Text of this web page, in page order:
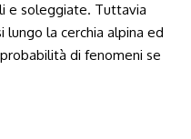
e soleggiate. Tuttavia
la cerchia alpina ed
di fenomeni se